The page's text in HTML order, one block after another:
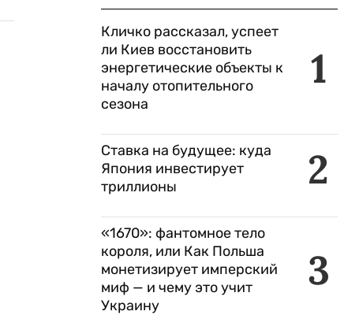
1
Кличко рассказал, успеет
ли Киев восстановить
энергетические объекты к
началу отопительного
сезона
2
Ставка на будущее: куда
Япония инвестирует
триллионы
3
«1670»: фантомное тело
короля, или Как Польша
монетизирует имперский
миф — и чему это учит
Украину